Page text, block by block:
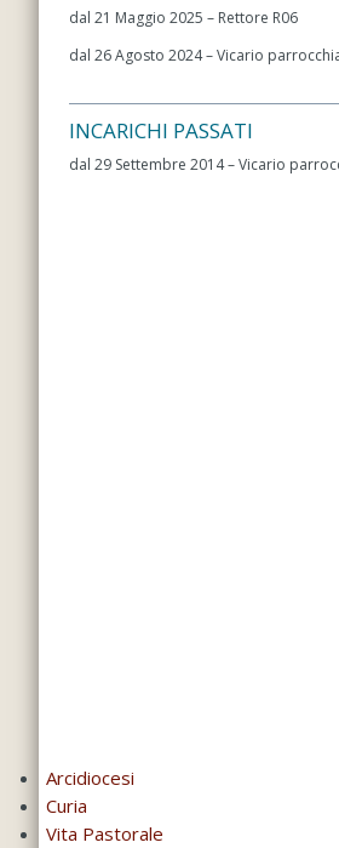
dal 21 Maggio 2025 – Rettore R06
dal 26 Agosto 2024 – Vicario
INCARICHI PASSATI
dal 29 Settembre 2014 – Vicario
Arcidiocesi
Curia
Vita Pastorale